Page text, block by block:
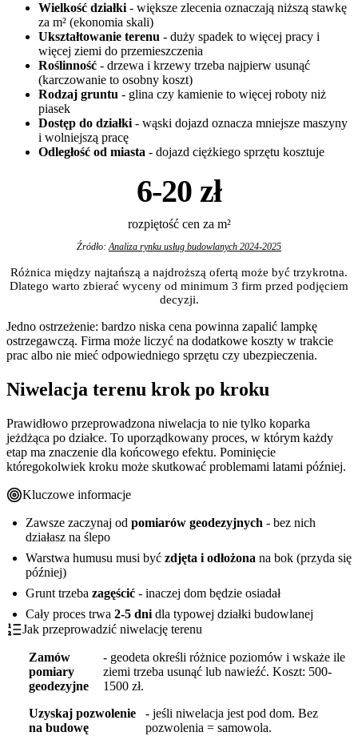
Wielkość działki - większe zlecenia oznaczają niższą stawkę
za m² (ekonomia skali)
Ukształtowanie terenu - duży spadek to więcej pracy i
więcej ziemi do przemieszczenia
Roślinność - drzewa i krzewy trzeba najpierw usunąć
(karczowanie to osobny koszt)
Rodzaj gruntu - glina czy kamienie to więcej roboty niż
piasek
Dostęp do działki - wąski dojazd oznacza mniejsze maszyny
i wolniejszą pracę
Odległość od miasta - dojazd ciężkiego sprzętu kosztuje
6-20 zł
rozpiętość cen za m²
Źródło:Analiza rynku usług budowlanych 2024-2025
Różnica między najtańszą a najdroższą ofertą może być trzykrotna.
Dlatego warto zbierać wyceny od minimum 3 firm przed podjęciem
decyzji.
Jedno ostrzeżenie: bardzo niska cena powinna zapalić lampkę
ostrzegawczą. Firma może liczyć na dodatkowe koszty w trakcie
prac albo nie mieć odpowiedniego sprzętu czy ubezpieczenia.
Niwelacja terenu krok po kroku
Prawidłowo przeprowadzona niwelacja to nie tylko koparka
jeżdżąca po działce. To uporządkowany proces, w którym każdy
etap ma znaczenie dla końcowego efektu. Pominięcie
któregokolwiek kroku może skutkować problemami latami później.
Kluczowe informacje
Zawsze zaczynaj od pomiarów geodezyjnych - bez nich
działasz na ślepo
Warstwa humusu musi być zdjęta i odłożona na bok (przyda się
później)
Grunt trzeba zagęścić - inaczej dom będzie osiadał
Cały proces trwa 2-5 dni dla typowej działki budowlanej
Jak przeprowadzić niwelację terenu
Zamów
pomiary
geodezyjne
- geodeta określi różnice poziomów i wskaże ile
ziemi trzeba usunąć lub nawieźć. Koszt: 500-
1500 zł.
Uzyskaj pozwolenie
na budowę
- jeśli niwelacja jest pod dom. Bez
pozwolenia = samowola.